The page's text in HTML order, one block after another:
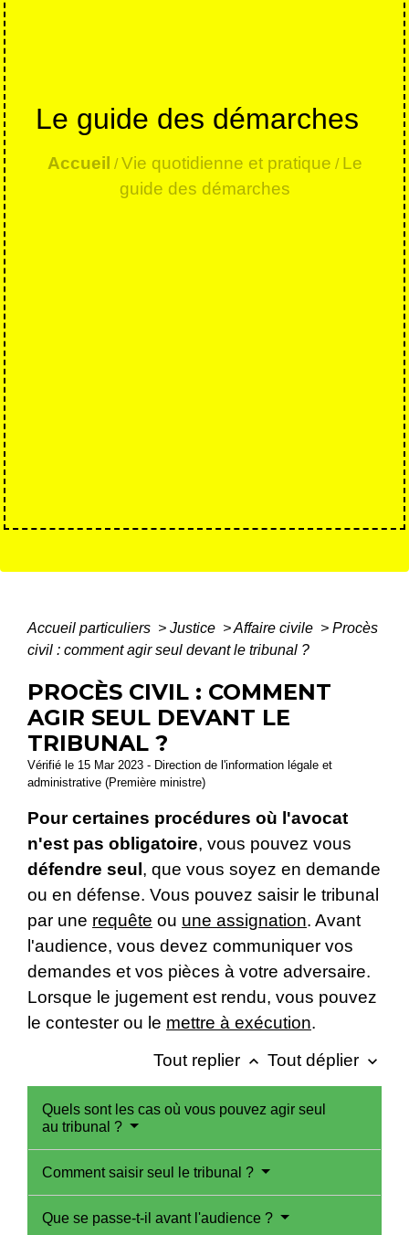
Le guide des démarches
Accueil /Vie quotidienne et pratique / Le
guide des démarches
Accueil particuliers > Justice >Affaire civile > Procès
civil : comment agir seul devant le tribunal ?
PROCÈS CIVIL : COMMENT
AGIR SEUL DEVANT LE
TRIBUNAL ?
Vérifié le 15 Mar 2023 - Direction de l'information légale et
administrative (Première ministre)
Pour certaines procédures où l'avocat
n'est pas obligatoire, vous pouvez vous
défendre seul, que vous soyez en demande
ou en défense. Vous pouvez saisir le tribunal
par une requête ou une assignation. Avant
l'audience, vous devez communiquer vos
demandes et vos pièces à votre adversaire.
Lorsque le jugement est rendu, vous pouvez
le contester ou le mettre à exécution.
Tout replier keyboard_arrow_up Tout déplier keyboard_arrow_down
Quels sont les cas où vous pouvez agir seul
au tribunal ?
Comment saisir seul le tribunal ?
Que se passe-t-il avant l'audience ?